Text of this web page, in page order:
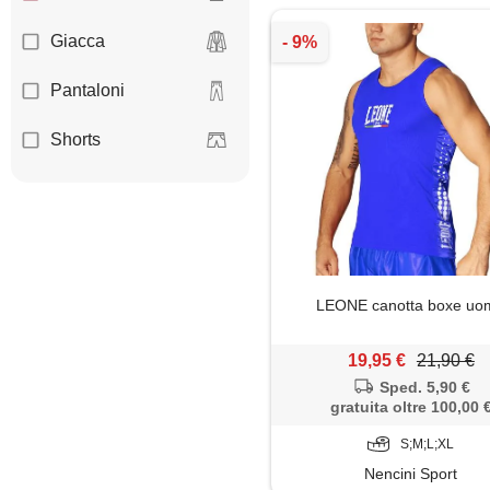
Giacca
Pantaloni
Shorts
LEONE canotta boxe
19,95 € 21,90 €
Sped. 5,90 €
gratuita oltre 100,00
S;M;L;XL
Nencini Sport